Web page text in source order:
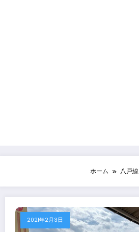
ホーム 八戸線
2021年2月3日